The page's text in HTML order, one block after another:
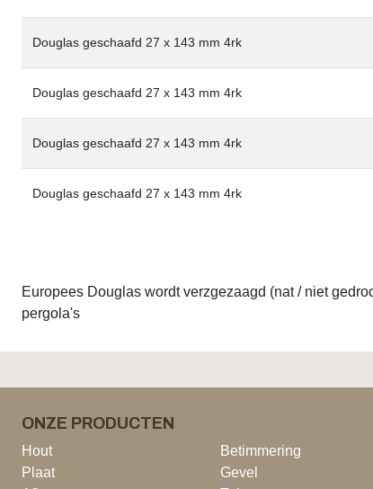
Douglas geschaafd 27 x 143 mm 4rk
Douglas geschaafd 27 x 143 mm 4rk
Douglas geschaafd 27 x 143 mm 4rk
Douglas geschaafd 27 x 143 mm 4rk
Europees Douglas wordt verzgezaagd (nat / niet
pergola's
ONZE PRODUCTEN
Hout
Plaat
Betimmering
Gevel